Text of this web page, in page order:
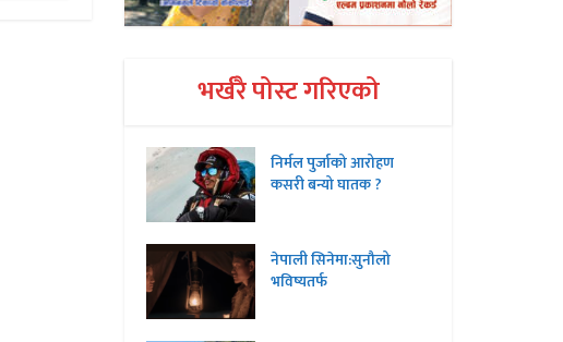
भर्खरै पोस्ट गरिएको
निर्मल पुर्जाको आरोहण
कसरी बन्यो घातक ?
नेपाली सिनेमा:सुनौलो
भविष्यतर्फ